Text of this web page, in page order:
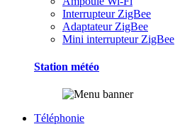
Interrupteur ZigBee
Adaptateur ZigBee
Mini interrupteur ZigBee
Station météo
Téléphonie